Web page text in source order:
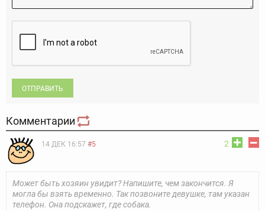
ОТПРАВИТЬ
Комментарии
2
14 ДЕК 16:57 #5
Может быть хозяин увидит? Напишите, чем закончится. Я
могла бы взять временно. Так позвоните девушке, там указан
телефон. Она подскажет, где собака.